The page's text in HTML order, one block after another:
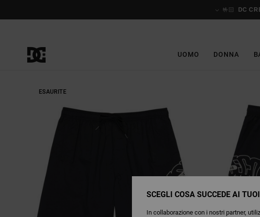
🤟🏻 DC
UOMO DONNA
ESAURITE
SCEGLI COSA SUCCEDE AI
In collaborazione con i nostri partner,